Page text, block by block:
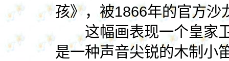
孩》，被1866年的官方沙
这幅画表现一个皇家卫
是一种声音尖锐的木制小